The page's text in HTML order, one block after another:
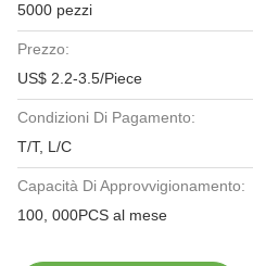
5000 pezzi
Prezzo:
US$ 2.2-3.5/Piece
Condizioni Di Pagamento:
T/T, L/C
Capacità Di Approvvigionamento:
100, 000PCS al mese